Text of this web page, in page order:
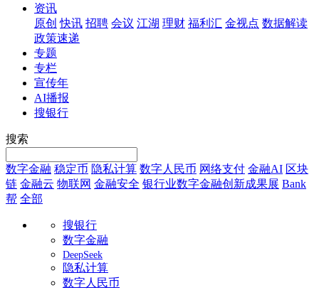
资讯
原创 快讯 招聘 会议 江湖 理财 福利汇 金视点 数据解读
政策速递
专题
专栏
宣传年
AI播报
搜银行
搜索
数字金融 稳定币 隐私计算 数字人民币 网络支付 金融AI 区块
链 金融云 物联网 金融安全 银行业数字金融创新成果展 Bank
帮 全部
搜银行
数字金融
DeepSeek
隐私计算
数字人民币